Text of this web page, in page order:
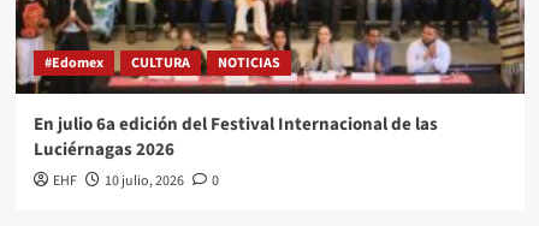
#Edomex CULTURA NOTICIAS
En julio 6a edición del Festival Internacional de las
Luciérnagas 2026
EHF 10 julio, 2026 0